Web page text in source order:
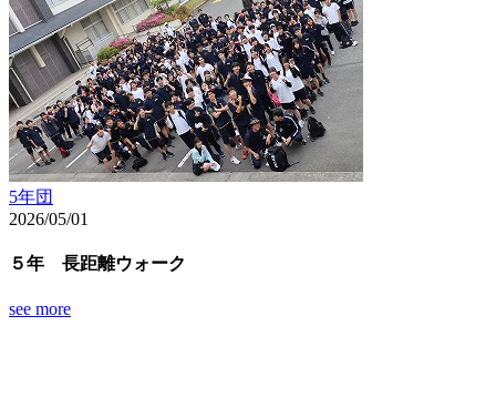
5年団
2026/05/01
５年 長距離ウォーク
see more